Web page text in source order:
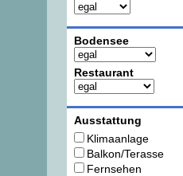
Bodensee
Restaurant
Ausstattung
Klimaanlage
Balkon/Terasse
Fernsehen